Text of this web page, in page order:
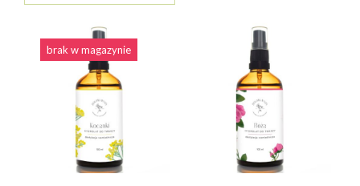
od
89.00 zł
do
149.00 zł
ma
brak w magazynie